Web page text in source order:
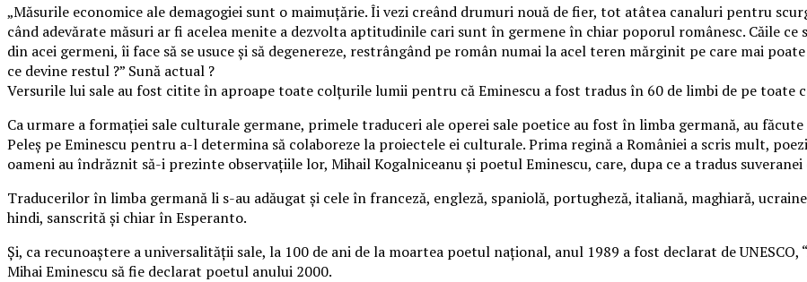
„Măsurile economice ale demagogiei sunt o maimuţărie. Îi vezi creând drumuri nouă de fier, tot atâtea canaluri pentru
când adevărate măsuri ar fi acelea menite a dezvolta aptitudinile cari sunt în germene în chiar poporul românesc. Căile
din acei germeni, îi face să se usuce şi să degenereze, restrângând pe român numai la acel teren mărginit pe care mai
ce devine restul ?” Sună actual ?
Versurile lui sale au fost citite în aproape toate colţurile lumii pentru că Eminescu a fost tradus în 60 de limbi de pe toate
Ca urmare a formaţiei sale culturale germane, primele traduceri ale operei sale poetice au fost în limba germană, au
Peleş pe Eminescu pentru a-l determina să colaboreze la proiectele ei culturale. Prima regină a României a scris mult,
oameni au îndrăznit să-i prezinte observaţiile lor, Mihail Kogalniceanu şi poetul Eminescu, care, dupa ce a tradus
Traducerilor în limba germană li s-au adăugat şi cele în franceză, engleză, spaniolă, portugheză, italiană, maghiară,
hindi, sanscrită şi chiar în Esperanto.
Şi, ca recunoaştere a universalităţii sale, la 100 de ani de la moartea poetul naţional, anul 1989 a fost declarat de UNESCO,
Mihai Eminescu să fie declarat poetul anului 2000.